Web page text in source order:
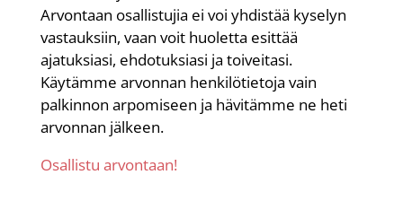
Arvontaan osallistujia ei voi yhdistää kyselyn
vastauksiin, vaan voit huoletta esittää
ajatuksiasi, ehdotuksiasi ja toiveitasi.
Käytämme arvonnan henkilötietoja vain
palkinnon arpomiseen ja hävitämme ne heti
arvonnan jälkeen.
Osallistu arvontaan!